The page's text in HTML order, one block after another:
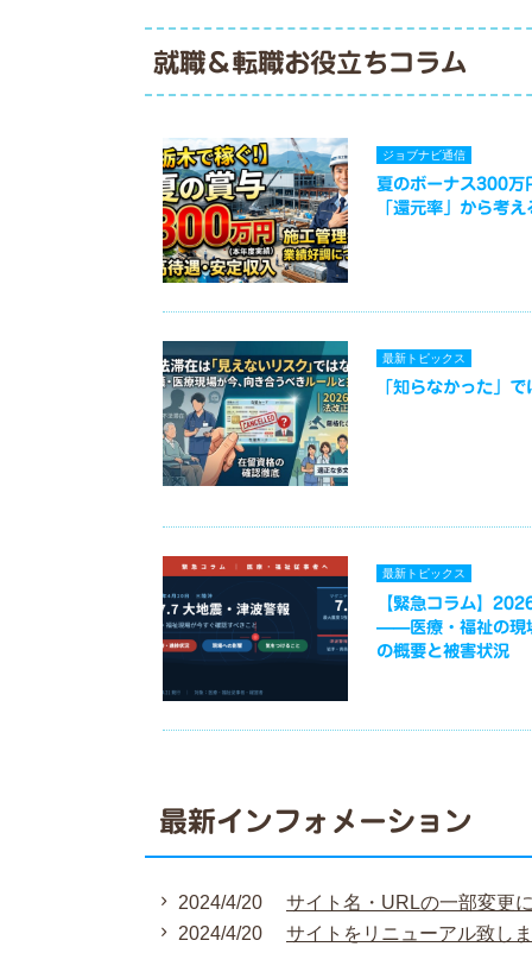
就職＆転職お役立ちコラム
ジョブナビ通信
夏のボーナス300万
「還元率」から考
最新トピックス
「知らなかった」
最新トピックス
【緊急コラム】
——医療・福祉の現
の概要と被害状況
最新インフォメーション
2024/4/20
サイト名・URLの一部変更
2024/4/20
サイトをリニューアル致し